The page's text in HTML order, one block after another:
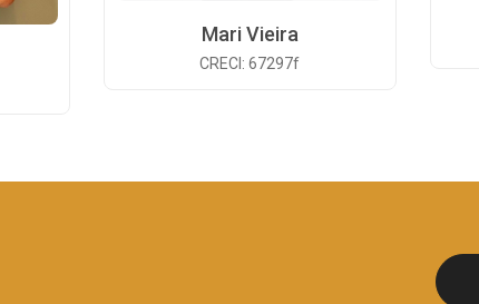
Mari Vieira
CRECI: 67297f